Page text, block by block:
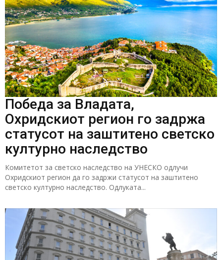
Победа за Владата,
Охридскиот регион го задржа
статусот на заштитено светско
културно наследство
Комитетот за светско наследство на УНЕСКО одлучи
Охридскиот регион да го задржи статусот на заштитено
светско културно наследство. Одлуката...